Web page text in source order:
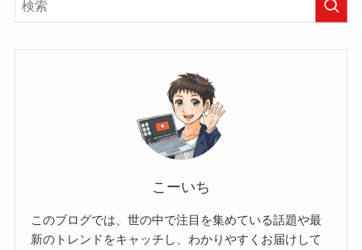
こーいち
このブログでは、世の中で注目を集めている話題や最
新のトレンドをキャッチし、わかりやすくお届けして